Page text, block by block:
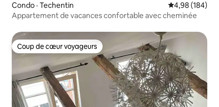
Condo · Techentin Note
4,98 (184)
Appartement de vacances confortable avec cheminée
Coup de cœur voyageurs
Coup de cœur voyageurs